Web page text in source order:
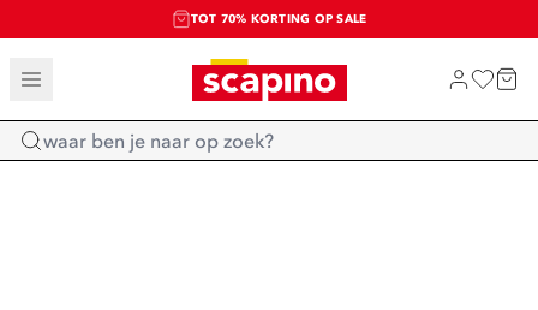
TOT 70% KORTING OP SALE
SALE: LAATSTE KANS!
SHOP NIEUW
Home